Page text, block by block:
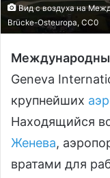
Вид с воздуха на
Brücke-Ostеuropa, CC0
Geneva
крупнейших
Находящийся
Женева,
вратами для